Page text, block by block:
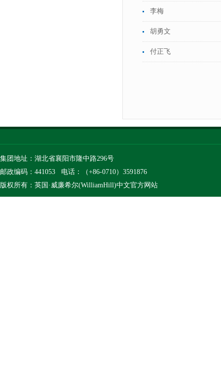
李梅
胡勇文
付正飞
集团地址：湖北省襄阳市隆中路296号
邮政编码：441053 电话：（+86-0710）3591876
版权所有：英国·威廉希尔(WilliamHill)中文官方网站